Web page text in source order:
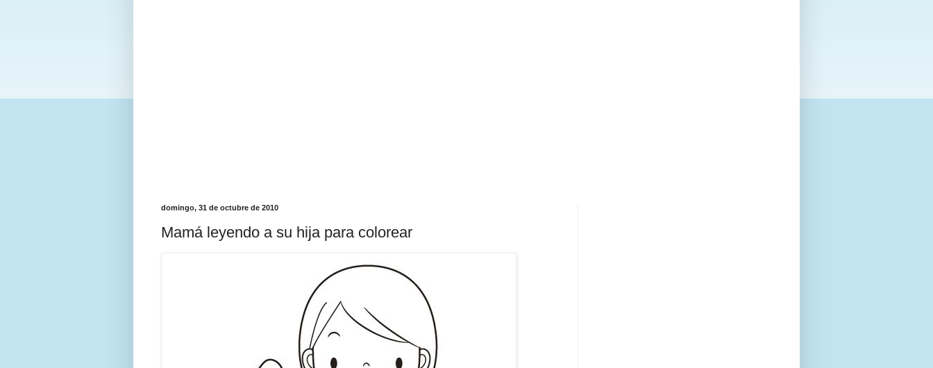
domingo, 31 de octubre de 2010
Mamá leyendo a su hija para colorear